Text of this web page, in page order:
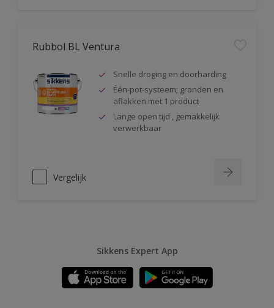
Rubbol BL Ventura
Snelle droging en doorharding
Één-pot-systeem; gronden en
aflakken met 1 product
Lange open tijd , gemakkelijk
verwerkbaar
Vergelijk
Sikkens Expert App